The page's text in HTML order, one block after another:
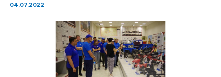
04.07.2022